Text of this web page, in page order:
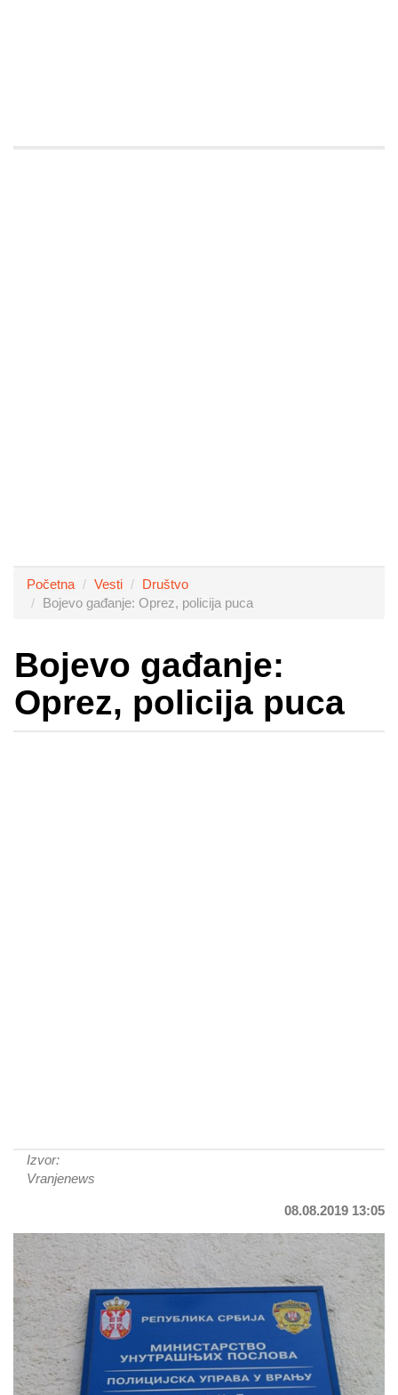
Početna Vesti
Društvo
Bojevo gađanje: Oprez, policija puca
Bojevo gađanje:
Oprez, policija puca
Izvor:
Vranjenews
08.08.2019 13:05